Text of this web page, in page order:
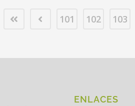
101 102 103
ENLACES